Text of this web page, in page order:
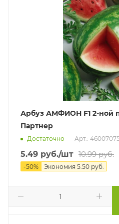
Арбуз АМФИОН F1 2-ной
Партнер
Достаточно Арт.:
5.49 руб./шт 10.99руб.
-50% Экономия 5.50 руб.